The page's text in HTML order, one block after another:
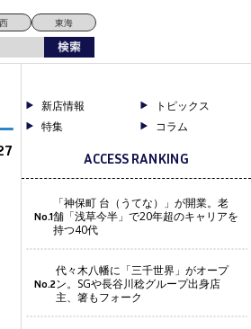
東海
新店情報
トピックス
特集
コラム
ACCESS RANKING
No.1
「神保町 台（うてな）」が開業。老
舗「浅草今半」で20年超のキャリアを
持つ40代
No.2
代々木八幡に「三千世界」がオープ
ン。SGや長谷川稔グループ出身店
主、箸もフォーク